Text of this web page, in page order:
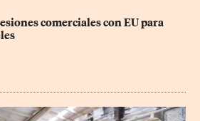
comerciales con EU para